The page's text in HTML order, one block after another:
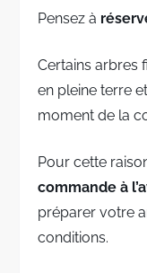
Pensez à
Certains arbres
en pleine terre
moment de la
Pour cette
commande à
préparer votre
conditions.